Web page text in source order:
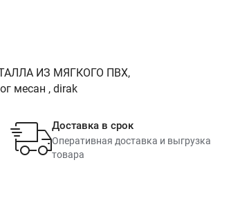
ИЗ МЯГКОГО ПВХ,
месан , dirak
Доставка в срок
Оперативная доставка и выгрузка
товара